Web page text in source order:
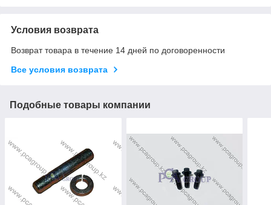
Условия возврата
Возврат товара в течение 14 дней по договоренности
Все условия возврата
Подобные товары компании